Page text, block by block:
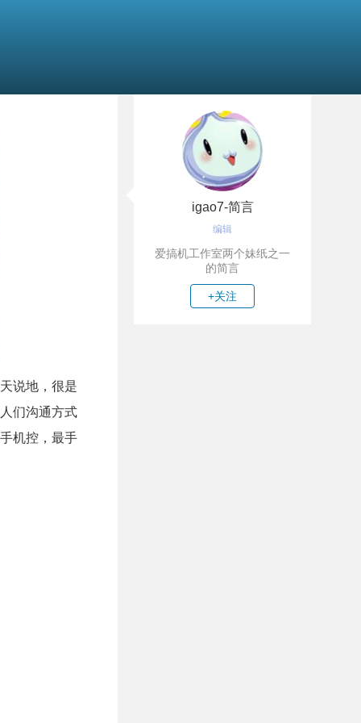
说地，很是
们沟通方式
机控，最手
igao7-简言
编辑
爱搞机工作室两个妹纸之一
的简言
+关注